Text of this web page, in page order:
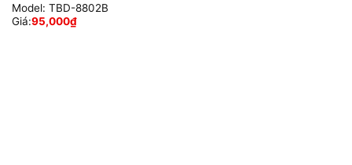
Model: TBD-8802B
Giá:95,000₫